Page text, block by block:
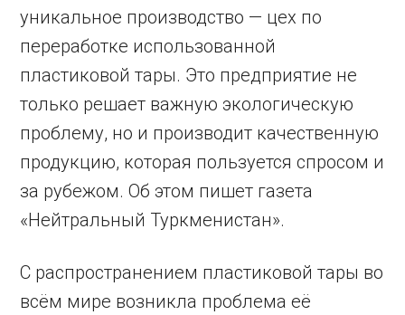
уникальное производство — цех по
переработке использованной
пластиковой тары. Это предприятие не
только решает важную экологическую
проблему, но и производит качественную
продукцию, которая пользуется спросом и
за рубежом. Об этом пишет газета
«Нейтральный Туркменистан».
С распространением пластиковой тары во
всём мире возникла проблема её